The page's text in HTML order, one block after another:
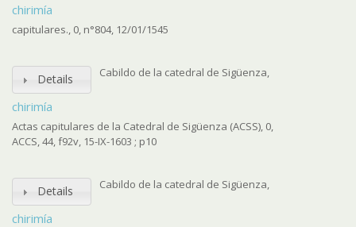
chirimía
capitulares., 0, n°804, 12/01/1545
Details
chirimía
Cabildo de la catedral de Sigüenza,
Actas capitulares de la Catedral de Sigüenza (ACSS), 0,
ACCS, 44, f92v, 15-IX-1603 ; p10
Details
chirimía
Cabildo de la catedral de Sigüenza,